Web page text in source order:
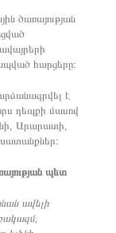
ծառայության
հարցերը։
է
դեպքի մասով
Արարատի,
պետ
ավելի